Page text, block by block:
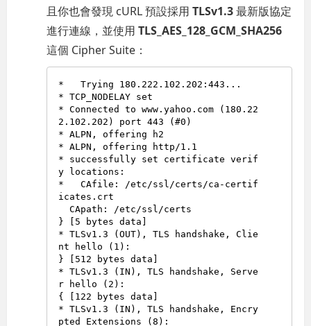
且你也會發現 cURL 預設採用TLSv1.3最新版協定
進行連線，並使用TLS_AES_128_GCM_SHA256
這個 Cipher Suite：
*   Trying 180.222.102.202:443...
* TCP_NODELAY set
* Connected to www.yahoo.com (180.22
2.102.202) port 443 (#0)
* ALPN, offering h2
* ALPN, offering http/1.1
* successfully set certificate verif
y locations:
*   CAfile: /etc/ssl/certs/ca-certif
icates.crt
  CApath: /etc/ssl/certs
} [5 bytes data]
* TLSv1.3 (OUT), TLS handshake, Clie
nt hello (1):
} [512 bytes data]
* TLSv1.3 (IN), TLS handshake, Serve
r hello (2):
{ [122 bytes data]
* TLSv1.3 (IN), TLS handshake, Encry
pted Extensions (8):